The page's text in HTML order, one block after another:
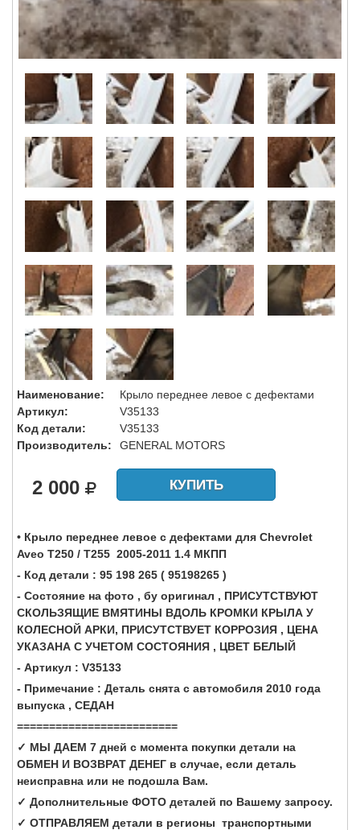
Наименование:
Крыло переднее левое с дефектами
Артикул:
V35133
Код детали:
V35133
Производитель:
GENERAL MOTORS
2 000 КУПИТЬ
• Крыло переднее левое с дефектами для Chevrolet
Aveo T250 / T255 2005-2011 1.4 МКПП
- Код детали : 95 198 265 ( 95198265 )
- Состояние на фото , бу оригинал , ПРИСУТСТВУЮТ
СКОЛЬЗЯЩИЕ ВМЯТИНЫ ВДОЛЬ КРОМКИ КРЫЛА У
КОЛЕСНОЙ АРКИ, ПРИСУТСТВУЕТ КОРРОЗИЯ , ЦEHА
УКАЗАНА С УЧЕТОМ СОСТОЯНИЯ , ЦВЕТ БЕЛЫЙ
- Артикул : V35133
- Примечание : Деталь снята с автомобиля 2010 года
выпуска , СЕДАН
=========================
✓ МЫ ДАЕМ 7 дней с момента покупки детали на
ОБМЕН И ВОЗВРАТ ДЕНЕГ в случае, если деталь
неисправна или не подошла Вам.
✓ Дополнительные ФОТО деталей по Вашему запросу.
✓ ОТПРАВЛЯЕМ детали в регионы транспортными